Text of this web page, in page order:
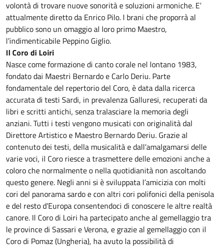
volontà di trovare nuove sonorità e soluzioni armoniche. E’
attualmente diretto da Enrico Pilo. I brani che proporrà al
pubblico sono un omaggio al loro primo Maestro,
l’indimenticabile Peppino Giglio.
Il Coro di Loiri
Nasce come formazione di canto corale nel lontano 1983,
fondato dai Maestri Bernardo e Carlo Deriu. Parte
fondamentale del repertorio del Coro, è data dalla ricerca
accurata di testi Sardi, in prevalenza Galluresi, recuperati da
libri e scritti antichi, senza tralasciare la memoria degli
anziani. Tutti i testi vengono musicati con originalità dal
Direttore Artistico e Maestro Bernardo Deriu. Grazie al
contenuto dei testi, della musicalità e dall’amalgamarsi delle
varie voci, il Coro riesce a trasmettere delle emozioni anche a
coloro che normalmente o nella quotidianità non ascoltando
questo genere. Negli anni si è sviluppata l’amicizia con molti
cori del panorama sardo e con altri cori polifonici della penisola
e del resto d’Europa consentendoci di conoscere le altre realtà
canore. Il Coro di Loiri ha partecipato anche al gemellaggio tra
le province di Sassari e Verona, e grazie al gemellaggio con il
Coro di Pomaz (Ungheria), ha avuto la possibilità di